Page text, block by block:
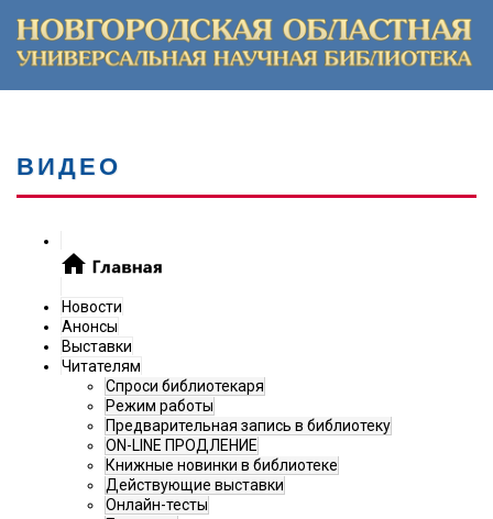
ВИДЕО
Новости
Анонсы
Выставки
Читателям
Спроси библиотекаря
Режим работы
Предварительная запись в библиотеку
ON-LINE ПРОДЛЕНИЕ
Книжные новинки в библиотеке
Действующие выставки
Онлайн-тесты